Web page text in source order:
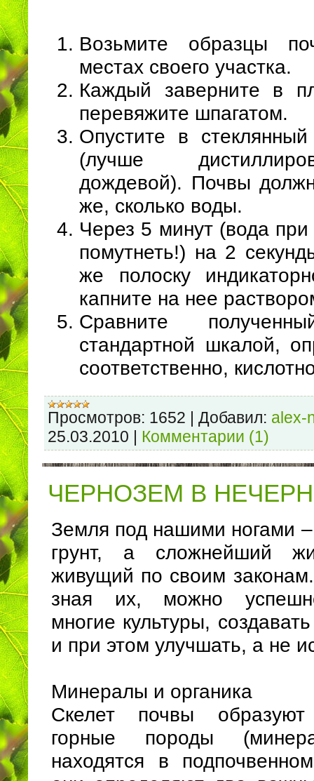
Возьмите образцы
местах своего участка.
Каждый заверните в
перевяжите шпагатом.
Опустите в
(лучше
дождевой). Почвы
же, сколько воды.
Через 5 минут (вода
помутнеть!) на 2
же полоску
капните на нее
Сравните
стандартной шкалой,
соответственно,
Просмотров: 1652 | Добавил: alex-
25.03.2010 | Комментарии (1)
ЧЕРНОЗЕМ В
Земля под нашими ногами
грунт, а сложнейший
живущий по своим
зная их, можно
многие культуры,
и при этом улучшать, а не
Минералы и органика
Скелет почвы образуют
горные породы
находятся в